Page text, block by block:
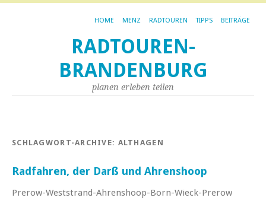
HOME MENZ RADTOUREN TIPPS BEITRÄGE
RADTOUREN-
BRANDENBURG
planen erleben teilen
SCHLAGWORT-ARCHIVE: ALTHAGEN
Radfahren, der Darß und Ahrenshoop
Prerow-Weststrand-Ahrenshoop-Born-Wieck-Prerow